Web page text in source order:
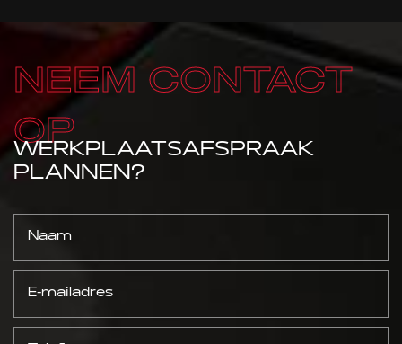
NEEM CONTACT
OP
WERKPLAATSAFSPRAAK
PLANNEN?